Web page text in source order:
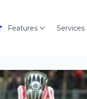
Features Services